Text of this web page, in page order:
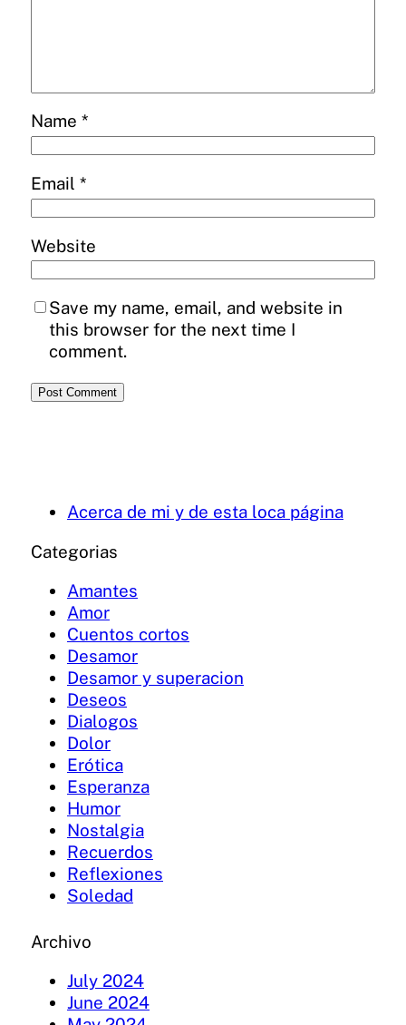
Name *
Email *
Website
Save my name, email, and website in
this browser for the next time I
comment.
Acerca de mi y de esta loca página
Categorias
Amantes
Amor
Cuentos cortos
Desamor
Desamor y superacion
Deseos
Dialogos
Dolor
Erótica
Esperanza
Humor
Nostalgia
Recuerdos
Reflexiones
Soledad
Archivo
July 2024
June 2024